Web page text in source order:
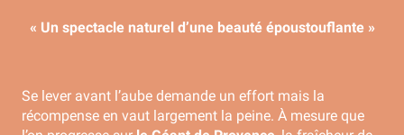
« Un spectacle naturel d’une beauté époustouflante »
Se lever avant l’aube demande un effort mais la
récompense en vaut largement la peine. À mesure que